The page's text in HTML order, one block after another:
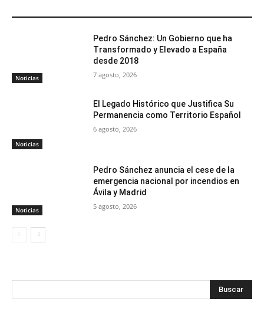
Noticias
Pedro Sánchez: Un Gobierno que ha
Transformado y Elevado a España
desde 2018
7 agosto, 2026
Noticias
El Legado Histórico que Justifica Su
Permanencia como Territorio Español
6 agosto, 2026
Noticias
Pedro Sánchez anuncia el cese de la
emergencia nacional por incendios en
Ávila y Madrid
5 agosto, 2026
Buscar